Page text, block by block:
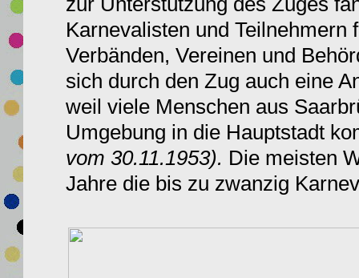
Karnevalisten und
Verbänden, Vereinen und
sich durch den Zug auch eine
weil viele Menschen aus
Umgebung in die Hauptstadt
vom 30.11.1953). Die meisten
Jahre die bis zu zwanzig